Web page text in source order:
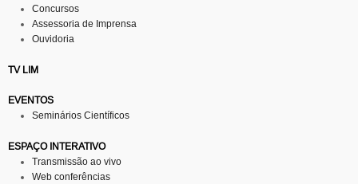
Concursos
Assessoria de Imprensa
Ouvidoria
TV LIM
EVENTOS
Seminários Científicos
ESPAÇO INTERATIVO
Transmissão ao vivo
Web conferências